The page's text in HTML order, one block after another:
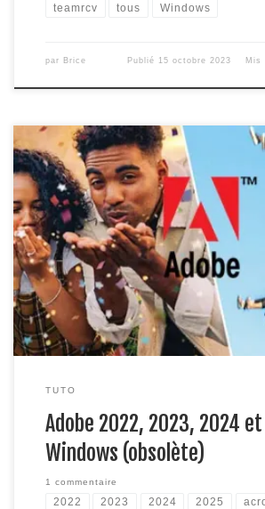
teamrcv tous Windows
par Brice Publié 15 octobre 2023 Mis
Nous venons de mettre en ligne un
versions 2024 (accessible gratuitement)
2025 (destinés aux contributeurs).Pour
https://team-rcv.xyz/infos/adobe-cc-
2025/ Comme la plupart ont pu le
Creative Cloud fait qu’il devient difficile de
universel pour Windows. […]
TUTO
Adobe 2022, 2023, 2024
Windows (obsolète)
1 commentaire
2022 2023 2024 2025